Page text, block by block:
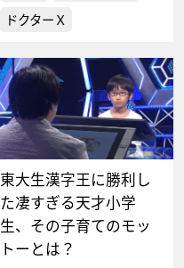
ドクターＸ
東大生漢字王に勝利し
た凄すぎる天才小学
生、その子育てのモッ
トーとは？